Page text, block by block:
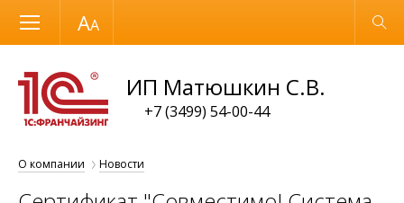
Размер шрифта Обычная версия
ИП Матюшкин С.В.
+7 (3499) 54-00-44
О компании Новости